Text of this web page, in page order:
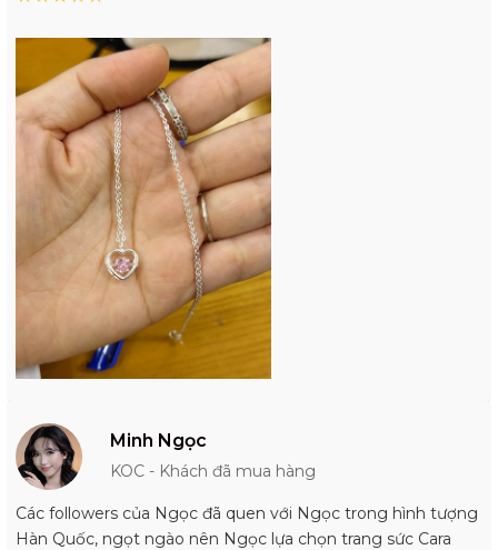
Minh Ngọc
KOC - Khách đã mua hàng
Các followers của Ngọc đã quen với Ngọc trong hình tượng
Hàn Quốc, ngọt ngào nên Ngọc lựa chọn trang sức Cara